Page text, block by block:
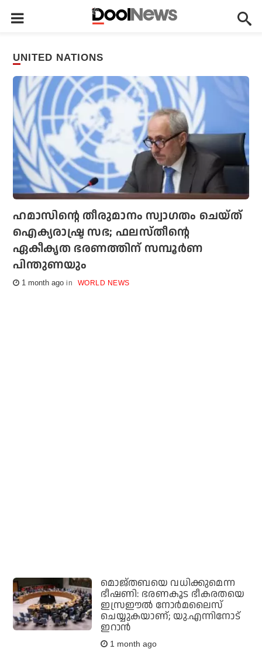
UNITED NATIONS
ഹമാസിന്റെ തീരുമാനം സ്വാഗതം ചെയ്ത്
ഐക്യരാഷ്ട്ര സഭ; ഫലസ്തീന്റെ
ഏകീകൃത ഭരണത്തിന് സമ്പൂര്‍ണ
പിന്തുണയും
1 month ago WORLD NEWS
മൊജ്തബയെ വധിക്കുമെന്ന
ഭീഷണി: ഭരണകൂട ഭീകരതയെ
ഇസ്രഈല്‍ നോര്‍മലൈസ്
ചെയ്യുകയാണ്; യു.എന്നിനോട്
ഇറാന്‍
1 month ago